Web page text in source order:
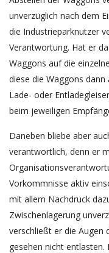
unverzüglich nach dem
die Industrieparknutzer
Verantwortung. Hat er
Waggons auf die
diese die Waggons
Lade- oder
beim jeweiligen
Daneben bliebe aber
verantwortlich, denn er
Vorkommnisse aktiv
mit allem Nachdruck
Zwischenlagerung
verschließt er die Augen
gesehen nicht entlasten.